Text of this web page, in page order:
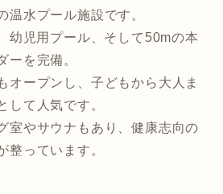
温水プール施設です。
幼児用プール、そして50mの本
ーを完備。
オープンし、子どもから大人ま
して人気です。
室やサウナもあり、健康志向の
整っています。